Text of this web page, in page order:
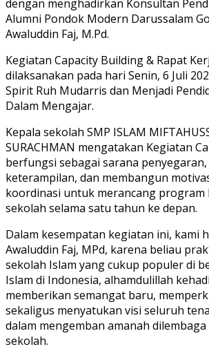
dengan menghadirkan Konsultan
Alumni Pondok Modern Darussalam
Awaluddin Faj, M.Pd.
Kegiatan Capacity Building & Rapat
dilaksanakan pada hari Senin, 6 Juli
Spirit Ruh Mudarris dan Menjadi
Dalam Mengajar.
Kepala sekolah SMP ISLAM
SURACHMAN mengatakan Kegiatan
berfungsi sebagai sarana
keterampilan, dan membangun
koordinasi untuk merancang
sekolah selama satu tahun ke depan.
Dalam kesempatan kegiatan ini, kami
Awaluddin Faj, MPd, karena beliau
sekolah Islam yang cukup populer di
Islam di Indonesia, alhamdulillah
memberikan semangat baru,
sekaligus menyatukan visi seluruh
dalam mengemban amanah
sekolah.